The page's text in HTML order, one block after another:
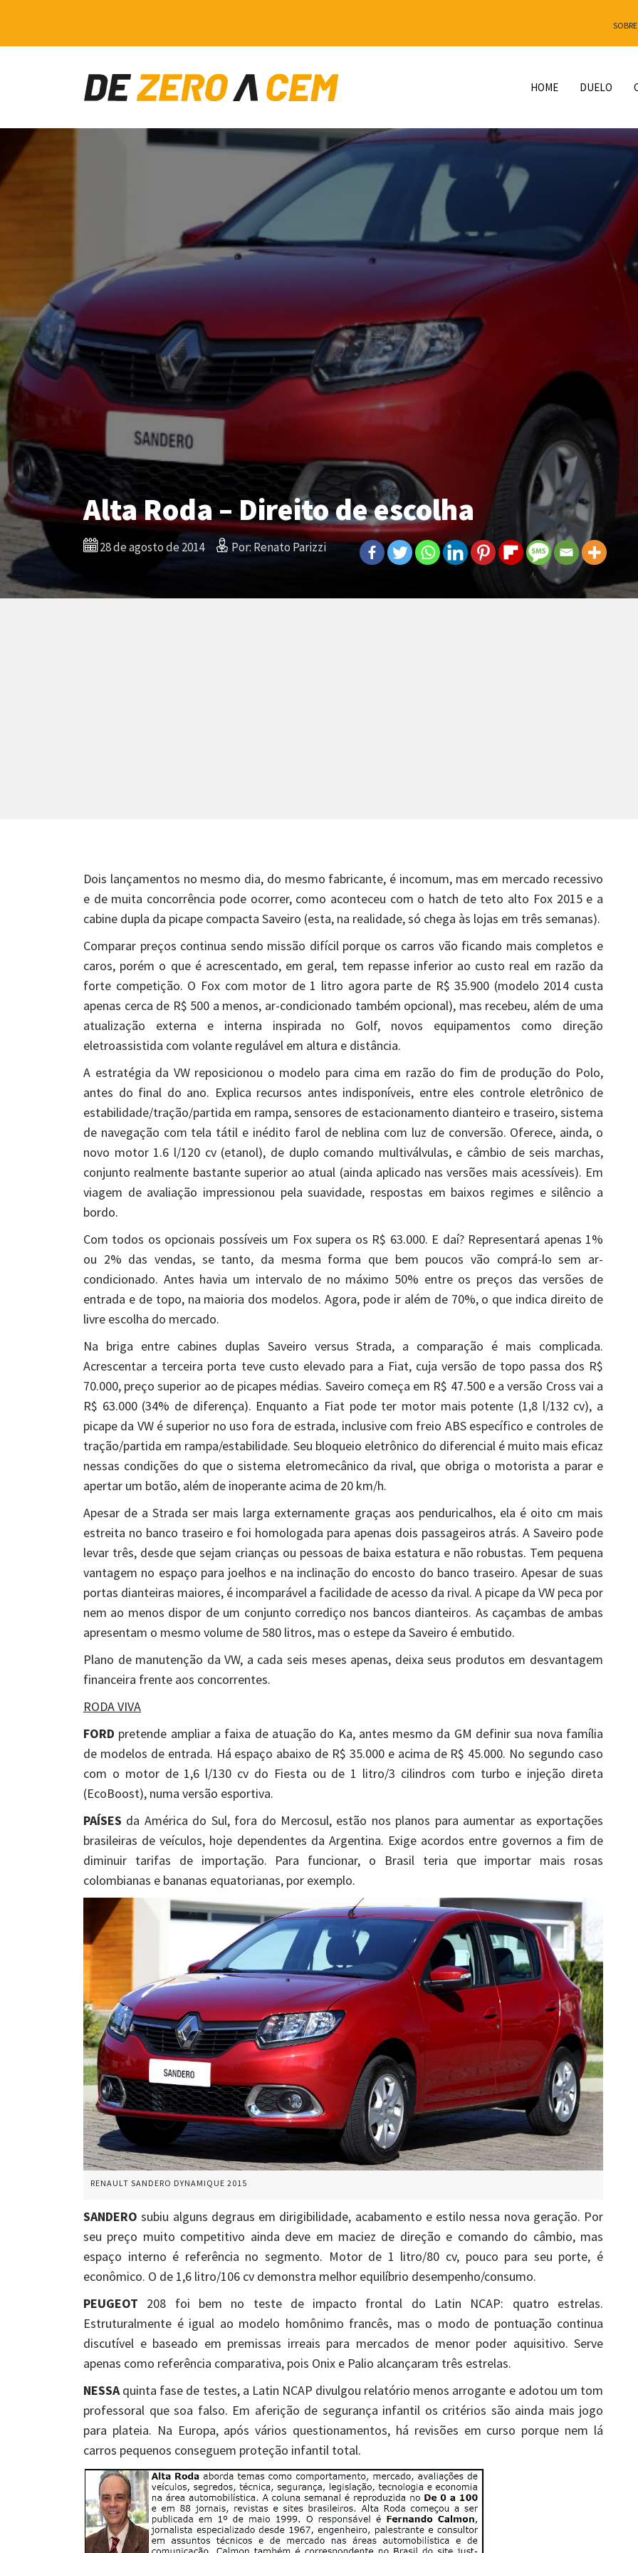
SOBRE
Main Navigation HOME DUELO
Alta Roda – Direito de escolha
28 de agosto de 2014 Por: Renato Parizzi
Dois lançamentos no mesmo dia, do mesmo fabricante, é incomum, mas em mercado recessivo
e de muita concorrência pode ocorrer, como aconteceu com o hatch de teto alto Fox 2015 e a
cabine dupla da picape compacta Saveiro (esta, na realidade, só chega às lojas em três semanas).
Comparar preços continua sendo missão difícil porque os carros vão ficando mais completos e
caros, porém o que é acrescentado, em geral, tem repasse inferior ao custo real em razão da
forte competição. O Fox com motor de 1 litro agora parte de R$ 35.900 (modelo 2014 custa
apenas cerca de R$ 500 a menos, ar-condicionado também opcional), mas recebeu, além de uma
atualização externa e interna inspirada no Golf, novos equipamentos como direção
eletroassistida com volante regulável em altura e distância.
A estratégia da VW reposicionou o modelo para cima em razão do fim de produção do Polo,
antes do final do ano. Explica recursos antes indisponíveis, entre eles controle eletrônico de
estabilidade/tração/partida em rampa, sensores de estacionamento dianteiro e traseiro, sistema
de navegação com tela tátil e inédito farol de neblina com luz de conversão. Oferece, ainda, o
novo motor 1.6 l/120 cv (etanol), de duplo comando multiválvulas, e câmbio de seis marchas,
conjunto realmente bastante superior ao atual (ainda aplicado nas versões mais acessíveis). Em
viagem de avaliação impressionou pela suavidade, respostas em baixos regimes e silêncio a
bordo.
Com todos os opcionais possíveis um Fox supera os R$ 63.000. E daí? Representará apenas 1%
ou 2% das vendas, se tanto, da mesma forma que bem poucos vão comprá-lo sem ar-
condicionado. Antes havia um intervalo de no máximo 50% entre os preços das versões de
entrada e de topo, na maioria dos modelos. Agora, pode ir além de 70%, o que indica direito de
livre escolha do mercado.
Na briga entre cabines duplas Saveiro versus Strada, a comparação é mais complicada.
Acrescentar a terceira porta teve custo elevado para a Fiat, cuja versão de topo passa dos R$
70.000, preço superior ao de picapes médias. Saveiro começa em R$ 47.500 e a versão Cross vai a
R$ 63.000 (34% de diferença). Enquanto a Fiat pode ter motor mais potente (1,8 l/132 cv), a
picape da VW é superior no uso fora de estrada, inclusive com freio ABS específico e controles de
tração/partida em rampa/estabilidade. Seu bloqueio eletrônico do diferencial é muito mais eficaz
nessas condições do que o sistema eletromecânico da rival, que obriga o motorista a parar e
apertar um botão, além de inoperante acima de 20 km/h.
Apesar de a Strada ser mais larga externamente graças aos penduricalhos, ela é oito cm mais
estreita no banco traseiro e foi homologada para apenas dois passageiros atrás. A Saveiro pode
levar três, desde que sejam crianças ou pessoas de baixa estatura e não robustas. Tem pequena
vantagem no espaço para joelhos e na inclinação do encosto do banco traseiro. Apesar de suas
portas dianteiras maiores, é incomparável a facilidade de acesso da rival. A picape da VW peca por
nem ao menos dispor de um conjunto corrediço nos bancos dianteiros. As caçambas de ambas
apresentam o mesmo volume de 580 litros, mas o estepe da Saveiro é embutido.
Plano de manutenção da VW, a cada seis meses apenas, deixa seus produtos em desvantagem
financeira frente aos concorrentes.
RODA VIVA
FORD pretende ampliar a faixa de atuação do Ka, antes mesmo da GM definir sua nova família
de modelos de entrada. Há espaço abaixo de R$ 35.000 e acima de R$ 45.000. No segundo caso
com o motor de 1,6 l/130 cv do Fiesta ou de 1 litro/3 cilindros com turbo e injeção direta
(EcoBoost), numa versão esportiva.
PAÍSES da América do Sul, fora do Mercosul, estão nos planos para aumentar as exportações
brasileiras de veículos, hoje dependentes da Argentina. Exige acordos entre governos a fim de
diminuir tarifas de importação. Para funcionar, o Brasil teria que importar mais rosas
colombianas e bananas equatorianas, por exemplo.
RENAULT SANDERO DYNAMIQUE 2015
SANDERO subiu alguns degraus em dirigibilidade, acabamento e estilo nessa nova geração. Por
seu preço muito competitivo ainda deve em maciez de direção e comando do câmbio, mas
espaço interno é referência no segmento. Motor de 1 litro/80 cv, pouco para seu porte, é
econômico. O de 1,6 litro/106 cv demonstra melhor equilíbrio desempenho/consumo.
PEUGEOT 208 foi bem no teste de impacto frontal do Latin NCAP: quatro estrelas.
Estruturalmente é igual ao modelo homônimo francês, mas o modo de pontuação continua
discutível e baseado em premissas irreais para mercados de menor poder aquisitivo. Serve
apenas como referência comparativa, pois Onix e Palio alcançaram três estrelas.
NESSAquinta fase de testes, a Latin NCAP divulgou relatório menos arrogante e adotou um tom
professoral que soa falso. Em aferição de segurança infantil os critérios são ainda mais jogo
para plateia. Na Europa, após vários questionamentos, há revisões em curso porque nem lá
carros pequenos conseguem proteção infantil total.